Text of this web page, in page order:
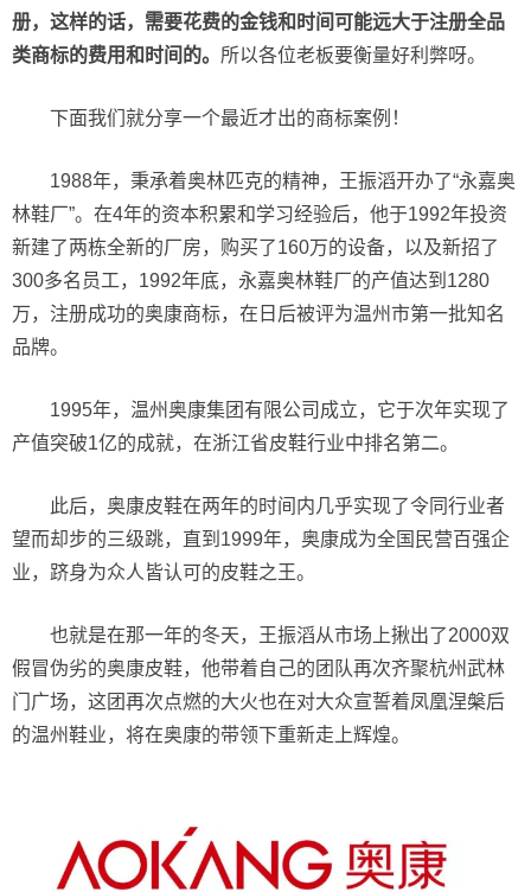
册，这样的话，需要花费的金钱和时间可能远大于注册全品
类商标的费用和时间的。 所以各位老板要衡量好利弊呀。
下面我们就分享一个最近才出的商标案例！
1988年，秉承着奥林匹克的精神，王振滔开办了“永嘉奥
林鞋厂”。在4年的资本积累和学习经验后，他于1992年投资
新建了两栋全新的厂房，购买了160万的设备，以及新招了
300多名员工，1992年底，永嘉奥林鞋厂的产值达到1280
万，注册成功的奥康商标，在日后被评为温州市第一批知名
品牌。
1995年，温州奥康集团有限公司成立，它于次年实现了
产值突破1亿的成就，在浙江省皮鞋行业中排名第二。
此后，奥康皮鞋在两年的时间内几乎实现了令同行业者
望而却步的三级跳，直到1999年，奥康成为全国民营百强企
业，跻身为众人皆认可的皮鞋之王。
也就是在那一年的冬天，王振滔从市场上揪出了2000双
假冒伪劣的奥康皮鞋，他带着自己的团队再次齐聚杭州武林
门广场，这团再次点燃的大火也在对大众宣誓着凤凰涅槃后
的温州鞋业，将在奥康的带领下重新走上辉煌。